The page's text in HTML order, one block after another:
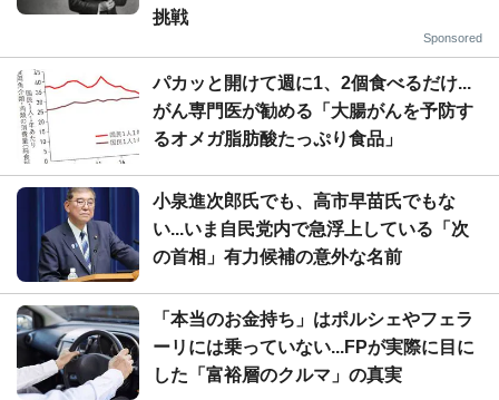
挑戦
Sponsored
パカッと開けて週に1、2個食べるだけ...
がん専門医が勧める「大腸がんを予防す
るオメガ脂肪酸たっぷり食品」
小泉進次郎氏でも、高市早苗氏でもな
い...いま自民党内で急浮上している「次
の首相」有力候補の意外な名前
「本当のお金持ち」はポルシェやフェラ
ーリには乗っていない...FPが実際に目に
した「富裕層のクルマ」の真実